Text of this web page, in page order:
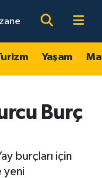
Yaşam
Burç
burçları için
yeni